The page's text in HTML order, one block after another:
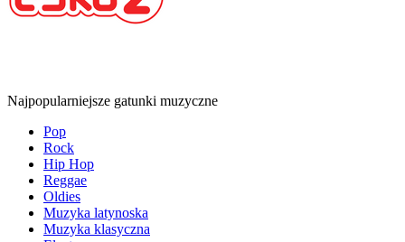
Najpopularniejsze gatunki muzyczne
Pop
Rock
Hip Hop
Reggae
Oldies
Muzyka latynoska
Muzyka klasyczna